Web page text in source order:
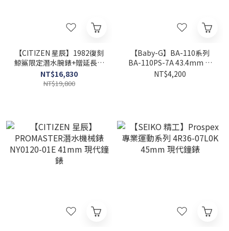
【CITIZEN 星辰】1982復刻
鯨鯊限定潛水腕錶+贈延長帶
BN0225-04L 45.8mm 現代
鐘錶
NT$16,830
NT$19,800
【Baby-G】BA-110系列
BA-110PS-7A 43.4mm 現
代鐘錶
NT$4,200